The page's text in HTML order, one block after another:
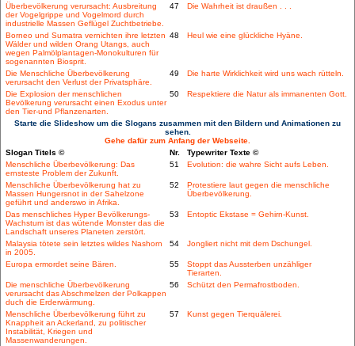
Überbevölkerung verursacht: Ausbreitung
der Vogelgrippe und Vogelmord durch
industrielle Massen Geflügel Zuchtbetriebe.
47 Die Wahrheit ist draußen . . .
Borneo und Sumatra vernichten ihre letzten
Wälder und wilden Orang Utangs, auch
wegen Palmölplantagen-Monokulturen für
sogenannten Biosprit.
48 Heul wie eine glückliche Hyäne.
Die Menschliche Überbevölkerung
verursacht den Verlust der Privatsphäre.
49 Die harte Wirklichkeit wird uns wach rütteln.
Die Explosion der menschlichen
Bevölkerung verursacht einen Exodus unter
den Tier-und Pflanzenarten.
50 Respektiere die Natur als immanenten Gott.
Starte die Slideshow um die Slogans zusammen mit den Bildern und Animationen zu
sehen.
Gehe dafür zum Anfang der Webseite.
Slogan Titels ©
Nr.
Typewriter Texte ©
Menschliche Überbevölkerung: Das
ernsteste Problem der Zukunft.
51 Evolution: die wahre Sicht aufs Leben.
Menschliche Überbevölkerung hat zu
Massen Hungersnot in der Sahelzone
geführt und anderswo in Afrika.
52
Protestiere laut gegen die menschliche
Überbevölkerung.
Das menschliches Hyper Bevölkerungs-
Wachstum ist das wütende Monster das die
Landschaft unseres Planeten zerstört.
53 Entoptic Ekstase = Gehirn-Kunst.
Malaysia tötete sein letztes wildes Nashorn
in 2005.
54 Jongliert nicht mit dem Dschungel.
Europa ermordet seine Bären. 55
Stoppt das Aussterben unzähliger
Tierarten.
Die menschliche Überbevölkerung
verursacht das Abschmelzen der Polkappen
duch die Erderwärmung.
56 Schützt den Permafrostboden.
Menschliche Überbevölkerung führt zu
Knappheit an Ackerland, zu politischer
Instabilität, Kriegen und
Massenwanderungen.
57 Kunst gegen Tierquälerei.